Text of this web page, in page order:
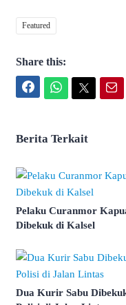
Featured
Share this:
Berita Terkait
Pelaku Curanmor
Dibekuk di Kalsel
Dua Kurir Sabu